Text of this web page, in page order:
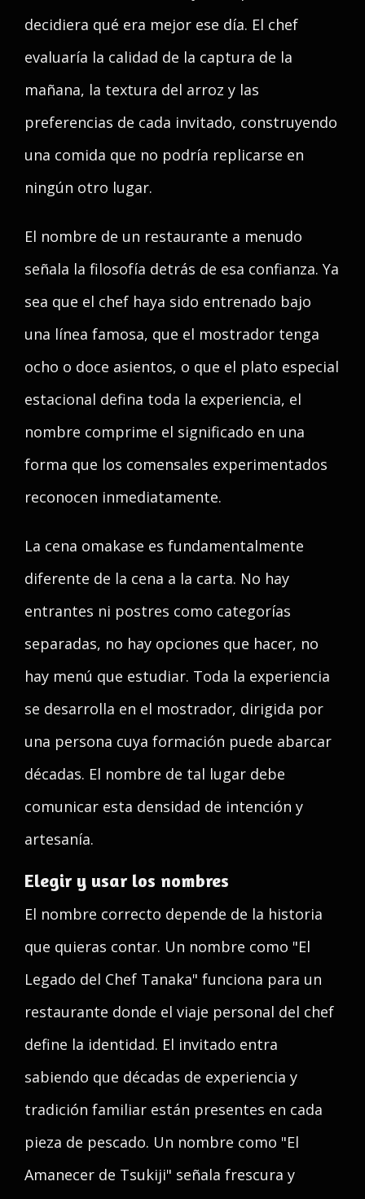
decidiera qué era mejor ese día. El chef
evaluaría la calidad de la captura de la
mañana, la textura del arroz y las
preferencias de cada invitado, construyendo
una comida que no podría replicarse en
ningún otro lugar.
El nombre de un restaurante a menudo
señala la filosofía detrás de esa confianza. Ya
sea que el chef haya sido entrenado bajo
una línea famosa, que el mostrador tenga
ocho o doce asientos, o que el plato especial
estacional defina toda la experiencia, el
nombre comprime el significado en una
forma que los comensales experimentados
reconocen inmediatamente.
La cena omakase es fundamentalmente
diferente de la cena a la carta. No hay
entrantes ni postres como categorías
separadas, no hay opciones que hacer, no
hay menú que estudiar. Toda la experiencia
se desarrolla en el mostrador, dirigida por
una persona cuya formación puede abarcar
décadas. El nombre de tal lugar debe
comunicar esta densidad de intención y
artesanía.
Elegir y usar los nombres
El nombre correcto depende de la historia
que quieras contar. Un nombre como "El
Legado del Chef Tanaka" funciona para un
restaurante donde el viaje personal del chef
define la identidad. El invitado entra
sabiendo que décadas de experiencia y
tradición familiar están presentes en cada
pieza de pescado. Un nombre como "El
Amanecer de Tsukiji" señala frescura y